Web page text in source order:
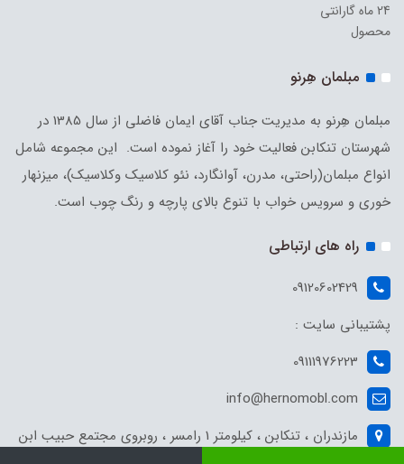
24 ماه گارانتی
محصول
مبلمان هِرنو
مبلمان هِرنو به مدیریت جناب آقای ایمان فاضلی از سال 1385 در
شهرستان تنکابن فعالیت خود را آغاز نموده است. این مجموعه شامل
انواع مبلمان(راحتی، مدرن، آوانگارد، نئو کلاسیک وکلاسیک)، میزنهار
خوری و سرویس خواب با تنوع بالای پارچه و رنگ چوب است.
راه های ارتباطی
09120602429
پشتیبانی سایت :
09111976223
info@hernomobl.com
مازندران ، تنکابن ، کیلومتر 1 رامسر ، روبروی مجتمع حبیب ابن